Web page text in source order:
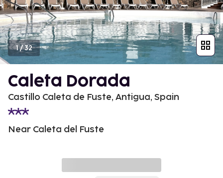
1/32
Caleta Dorada
Castillo Caleta de Fuste, Antigua, Spain
Near Caleta del Fuste